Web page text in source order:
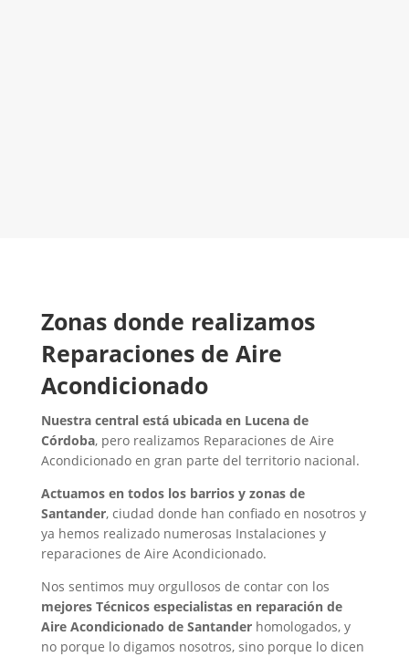
Zonas donde realizamos
Reparaciones de Aire
Acondicionado
Nuestra central está ubicada en Lucena de
Córdoba, pero realizamos Reparaciones de Aire
Acondicionado en gran parte del territorio nacional.
Actuamos en todos los barrios y zonas de
Santander, ciudad donde han confiado en nosotros y
ya hemos realizado numerosas Instalaciones y
reparaciones de Aire Acondicionado.
Nos sentimos muy orgullosos de contar con los
mejores Técnicos especialistas en reparación de
Aire Acondicionado de Santanderhomologados, y
no porque lo digamos nosotros, sino porque lo dicen